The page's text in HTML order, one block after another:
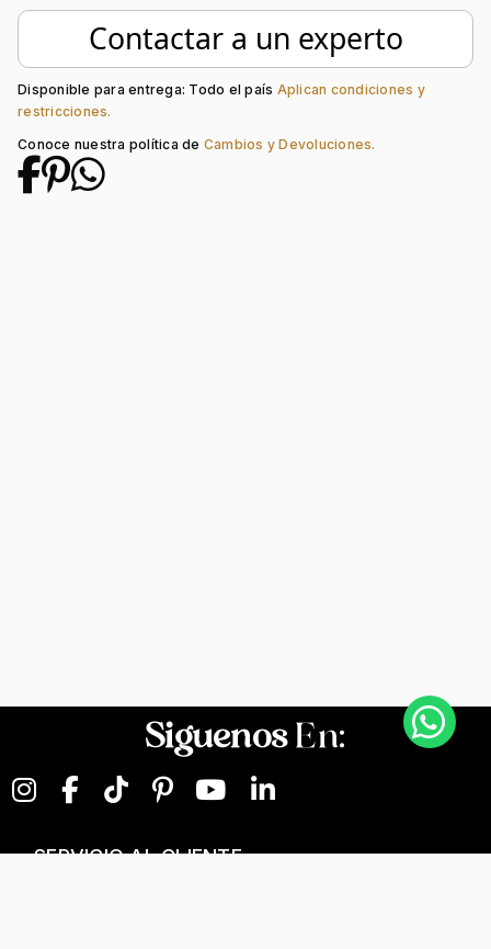
Calendario: Si
Tipo de cristal: Mineral
Color del tablero: Dorado
Color del Pulso: Dorado
Estilo de numeración:
Material del pulso:
Acero
Tipo de cierre:
Contactar a un experto
Disponible para entrega: Todo el país Aplican condiciones y
restricciones.
Conoce nuestra política de Cambios y Devoluciones.
SiguenosEn:
SERVICIO AL CLIENTE